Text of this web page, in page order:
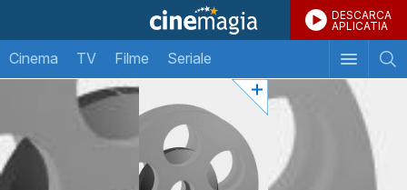
DESCARCA
APLICATIA
Cinema TV Filme Seriale